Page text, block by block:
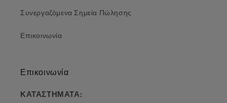
Συνεργαζόμενα Σημεία Πώλησης
Επικοινωνία
Επικοινωνία
ΚΑΤΑΣΤΗΜΑΤΑ: